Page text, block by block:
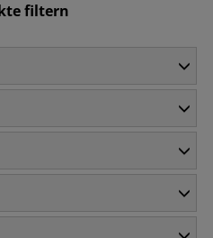
filtern